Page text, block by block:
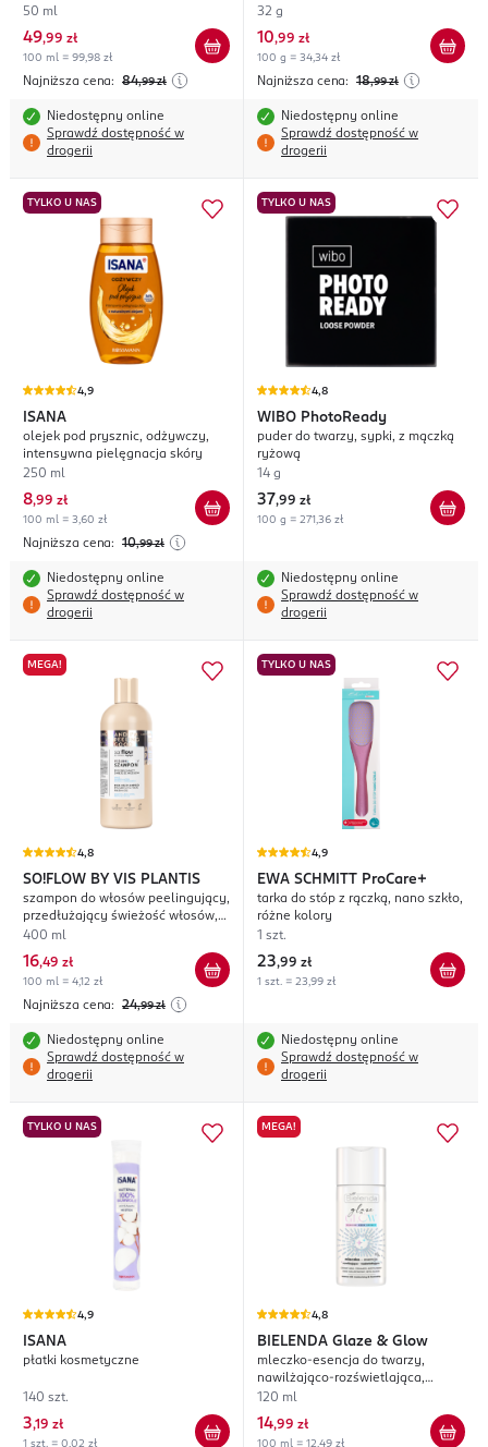
50 ml
49,99 zł
100 ml = 99,98 zł
Najniższa cena: 84,99 zł
Niedostępny online
Sprawdź dostępność w
drogerii
32 g
10,99 zł
100 g = 34,34 zł
Najniższa cena: 18,99 zł
Niedostępny online
Sprawdź dostępność w
drogerii
TYLKO U NAS
4,9
ISANA
olejek pod prysznic, odżywczy,
intensywna pielęgnacja skóry
250 ml
8,99 zł
100 ml = 3,60 zł
Najniższa cena: 10,99 zł
Niedostępny online
Sprawdź dostępność w
drogerii
TYLKO U NAS
4,8
WIBO PhotoReady
puder do twarzy, sypki, z mączką
ryżową
14 g
37,99 zł
100 g = 271,36 zł
Niedostępny online
Sprawdź dostępność w
drogerii
MEGA!
4,8
SO!FLOW BY VIS PLANTIS
szampon do włosów peelingujący,
przedłużający świeżość włosów,
zapach orzeźwiającego koktajlu
400 ml
16,49 zł
100 ml = 4,12 zł
Najniższa cena: 24,99 zł
Niedostępny online
Sprawdź dostępność w
drogerii
TYLKO U NAS
4,9
EWA SCHMITT ProCare+
tarka do stóp z rączką, nano szkło,
różne kolory
1 szt.
23,99 zł
1 szt. = 23,99 zł
Niedostępny online
Sprawdź dostępność w
drogerii
TYLKO U NAS
4,9
ISANA
płatki kosmetyczne
140 szt.
3,19 zł
1 szt. = 0,02 zł
MEGA!
4,8
BIELENDA Glaze & Glow
mleczko-esencja do twarzy,
nawilżająco-rozświetlająca,
glazed skin effect
120 ml
14,99 zł
100 ml = 12,49 zł